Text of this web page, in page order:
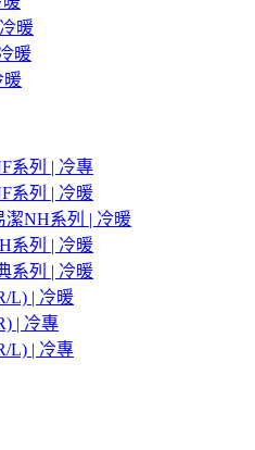
暖
暖
暖
系列 | 冷專
系列 | 冷暖
潔NH系列 | 冷暖
系列 | 冷暖
系列 | 冷暖
L) | 冷暖
| 冷專
L) | 冷專